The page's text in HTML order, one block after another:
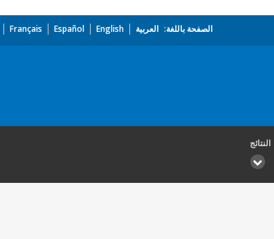
الصفحة باللغة: العربية English
Español
Français
النتائج